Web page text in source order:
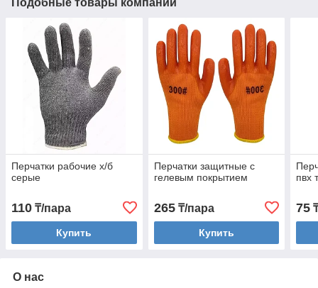
Перчатки рабочие х/б
серые
110 ₸/пара
Купить
Перчатки защитные с
гелевым покрытием
265₸/пара
Купить
пвх
75
О нас